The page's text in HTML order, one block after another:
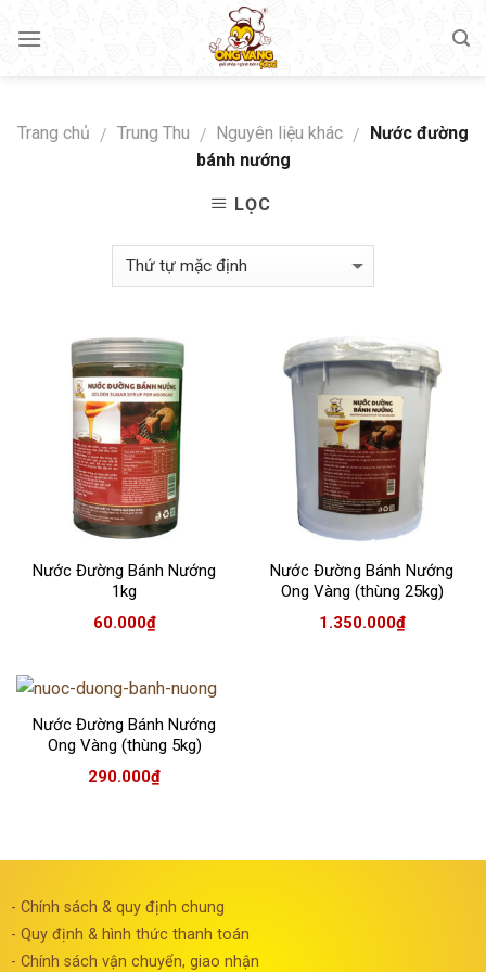
Trang chủ / Trung Thu / Nguyên liệu khác / Nước đường
bánh nướng
LỌC
Nước Đường Bánh Nướng
1kg
60.000₫
Nước Đường Bánh Nướng
Ong Vàng (thùng 25kg)
1.350.000₫
Nước Đường Bánh Nướng
Ong Vàng (thùng 5kg)
290.000₫
- Chính sách & quy định chung
- Quy định & hình thức thanh toán
- Chính sách vận chuyển, giao nhận